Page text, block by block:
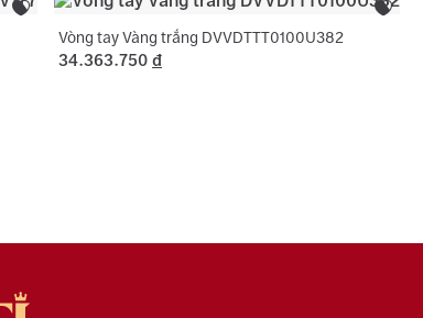
Vòng tay Vàng trắng DVVDTTT0100U382
34.363.750 đ